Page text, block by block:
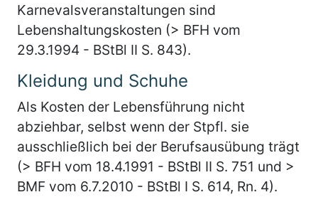
Karnevalsveranstaltungen sind
Lebenshaltungskosten (> BFH vom
29.3.1994 - BStBl II S. 843).
Kleidung und Schuhe
Als Kosten der Lebensführung nicht
abziehbar, selbst wenn der Stpfl. sie
ausschließlich bei der Berufsausübung trägt
(> BFH vom 18.4.1991 - BStBl II S. 751 und >
BMF vom 6.7.2010 - BStBl I S. 614, Rn. 4).